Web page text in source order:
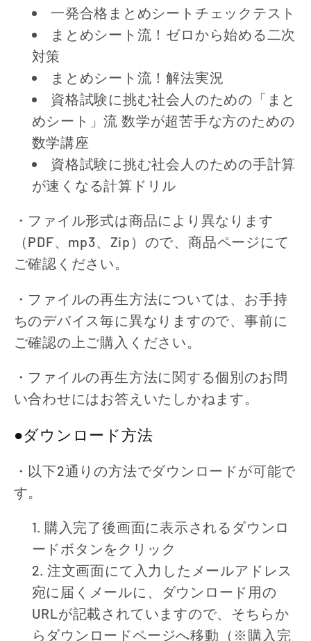
一発合格まとめシートチェックテスト
まとめシート流！ゼロから始める二次
対策
まとめシート流！解法実況
資格試験に挑む社会人のための「まと
めシート」流 数学が超苦手な方のための
数学講座
資格試験に挑む社会人のための手計算
が速くなる計算ドリル
・ファイル形式は商品により異なります
（PDF、mp3、Zip）ので、商品ページにて
ご確認ください。
・ファイルの再生方法については、お手持
ちのデバイス毎に異なりますので、事前に
ご確認の上ご購入ください。
・ファイルの再生方法に関する個別のお問
い合わせにはお答えいたしかねます。
●ダウンロード方法
・以下2通りの方法でダウンロードが可能で
す。
購入完了後画面に表示されるダウンロ
ードボタンをクリック
注文画面にて入力したメールアドレス
宛に届くメールに、ダウンロード用の
URLが記載されていますので、そちらか
らダウンロードページへ移動（※購入完